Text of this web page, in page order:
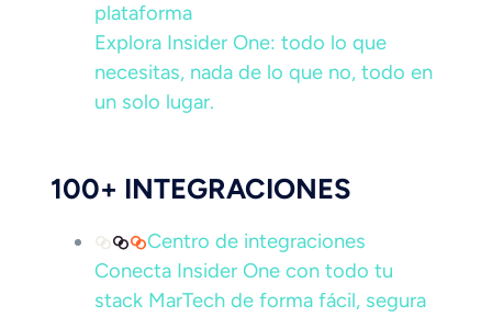
plataforma
Explora Insider One: todo lo que
necesitas, nada de lo que no, todo en
un solo lugar.
100+ INTEGRACIONES
Centro de integraciones
Conecta Insider One con todo tu
stack MarTech de forma fácil, segura